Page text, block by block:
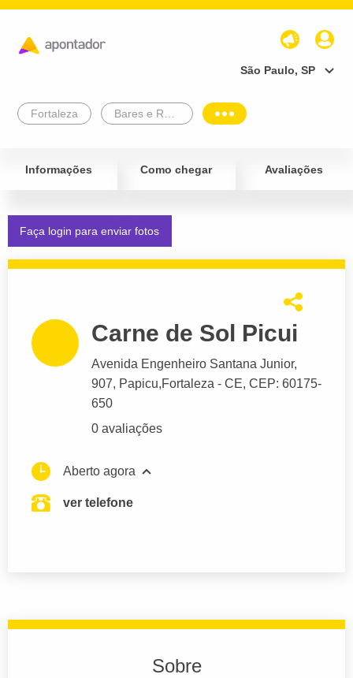
São Paulo, SP
Fortaleza
Informações Como chegar Avaliações
Faça login para enviar fotos
Carne de Sol Picui
Avenida Engenheiro Santana Junior,
907, Papicu,Fortaleza - CE, CEP: 60175-
650
0 avaliações
Aberto agora
ver telefone
Sobre